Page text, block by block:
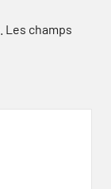
Les champs